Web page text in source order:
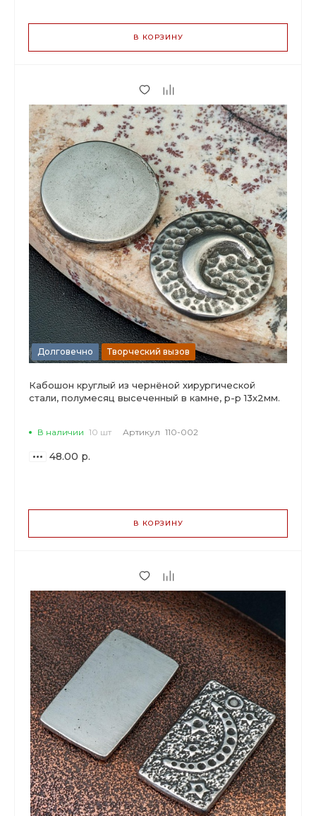
48.00 р.
39.36 р.
В КОРЗИНУ
Долговечно Творческий вызов
Кабошон круглый из чернёной хирургической
стали, полумесяц высеченный в камне, р-р 13х2мм.
В наличии 10 шт Артикул 110-002
48.00 р.
39.36 р.
48.00 р.
В КОРЗИНУ